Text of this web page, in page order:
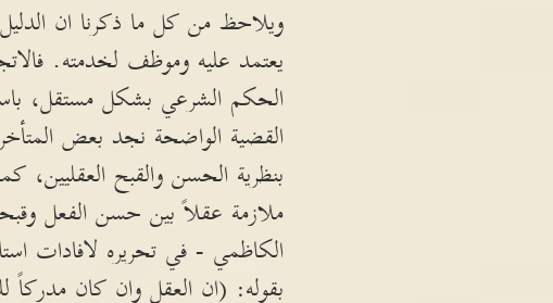
ويلاحظ من كل ما ذكرنا ان
يعتمد عليه وموظف لخدمته.
الحكم الشرعي بشكل مستقل،
القضية الواضحة نجد بعض
بنظرية الحسن والقبح
ملازمة عقلاً بين حسن الفعل
الكاظمي - في تحريره لافادات
بقوله: (ان العقل وان كان مدركاً